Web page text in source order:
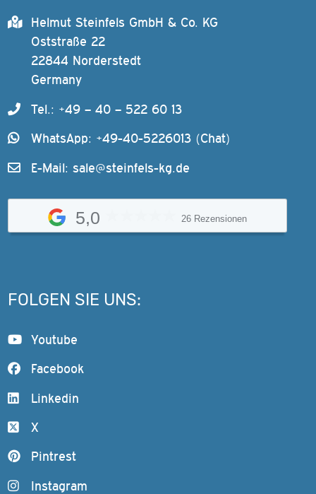
Helmut Steinfels GmbH & Co. KG
Oststraße 22
22844 Norderstedt
Germany
Tel.: +49 – 40 – 522 60 13
WhatsApp: +49-40-5226013 (Chat)
E-Mail: sale@steinfels-kg.de
5,0 26 Rezensionen
FOLGEN SIE UNS:
Youtube
Facebook
Linkedin
X
Pintrest
Instagram